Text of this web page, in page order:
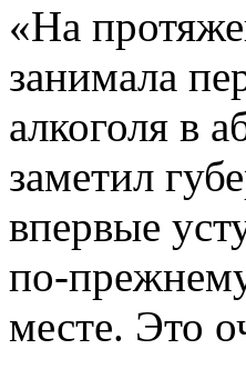
«На
занимала
алкоголя в
заметил
впервые
по-
месте. Это